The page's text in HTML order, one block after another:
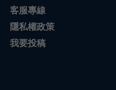
客服專線
隱私權政策
我要投稿